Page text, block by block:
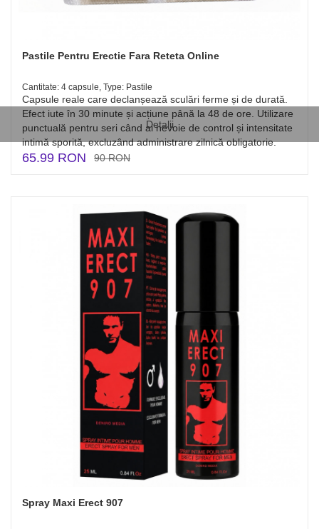
Detalii
Pastile Pentru Erectie Fara Reteta Online
Cantitate: 4 capsule, Type: Pastile
Capsule reale care declanșează sculări ferme și de durată.
Efect iute în 30 minute și acțiune până la 48 de ore. Utilizare
punctuală pentru seri când ai nevoie de control și intensitate
intimă sporită, excluzând administrare zilnică obligatorie.
65.99 RON 90 RON
Spray Maxi Erect 907